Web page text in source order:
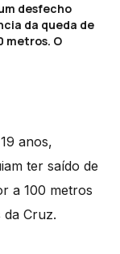
desfecho
da queda de
metros. O
anos,
ter saído de
a 100 metros
da Cruz.